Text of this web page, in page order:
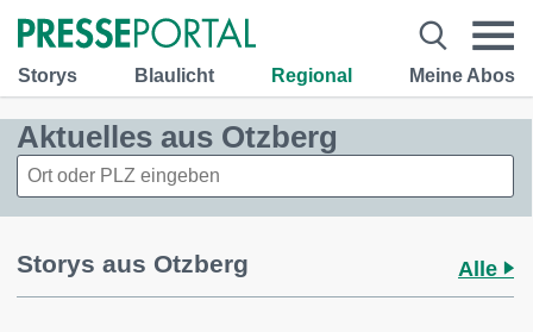
Storys Blaulicht Regional Meine Abos
Aktuelles aus Otzberg
Storys aus Otzberg Alle